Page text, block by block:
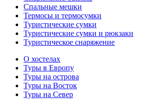
Спальные мешки
Термосы и термосумки
Туристические сумки
Туристические сумки и рюкзаки
Туристическое снаряжение
О хостелах
Туры в Европу
Туры на острова
Туры на Восток
Туры на Север